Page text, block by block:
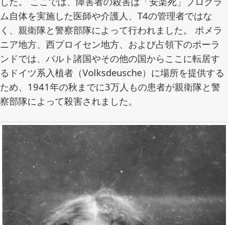
ム自体を実施した医師や介護人、T4の管理者ではな
く、親衛隊と警察部隊によって行われました。 ポメラ
ニア地方、西プロイセン地方、および占領下のポーラ
ンドでは、バルト諸国やその他の国からここに転居す
るドイツ系入植者（Volksdeusche）に場所を提供する
ため、1941年の秋までに3万人もの患者が親衛隊と警
察部隊によって殺害されました。